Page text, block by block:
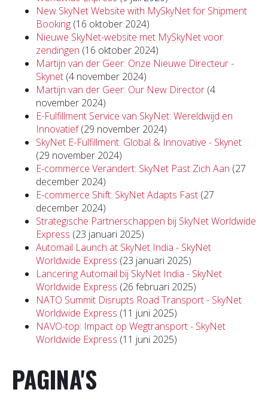
New SkyNet Website with MySkyNet for Shipment
Booking (16 oktober 2024)
Nieuwe SkyNet-website met MySkyNet voor
zendingen (16 oktober 2024)
Martijn van der Geer: Onze Nieuwe Directeur -
Skynet (4 november 2024)
Martijn van der Geer: Our New Director (4
november 2024)
E-Fulfillment Service van SkyNet: Wereldwijd en
Innovatief (29 november 2024)
SkyNet E-Fulfillment: Global & Innovative - Skynet
(29 november 2024)
E-commerce Verandert: SkyNet Past Zich Aan (27
december 2024)
E-commerce Shift: SkyNet Adapts Fast (27
december 2024)
Strategische Partnerschappen bij SkyNet Worldwide
Express (23 januari 2025)
Automail Launch at SkyNet India - SkyNet
Worldwide Express (23 januari 2025)
Lancering Automail bij SkyNet India - SkyNet
Worldwide Express (26 februari 2025)
NATO Summit Disrupts Road Transport - SkyNet
Worldwide Express (11 juni 2025)
NAVO-top: Impact op Wegtransport - SkyNet
Worldwide Express (11 juni 2025)
PAGINA'S